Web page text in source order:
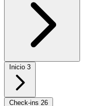
Inicio 3
Check-ins 26